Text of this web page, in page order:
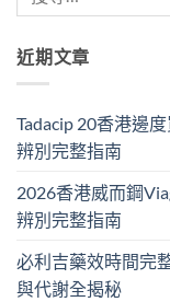
近期文章
Tadacip 20香港邊
辨別完整指南
2026香港威而鋼
辨別完整指南
必利吉藥效時間完
與代謝全揭秘